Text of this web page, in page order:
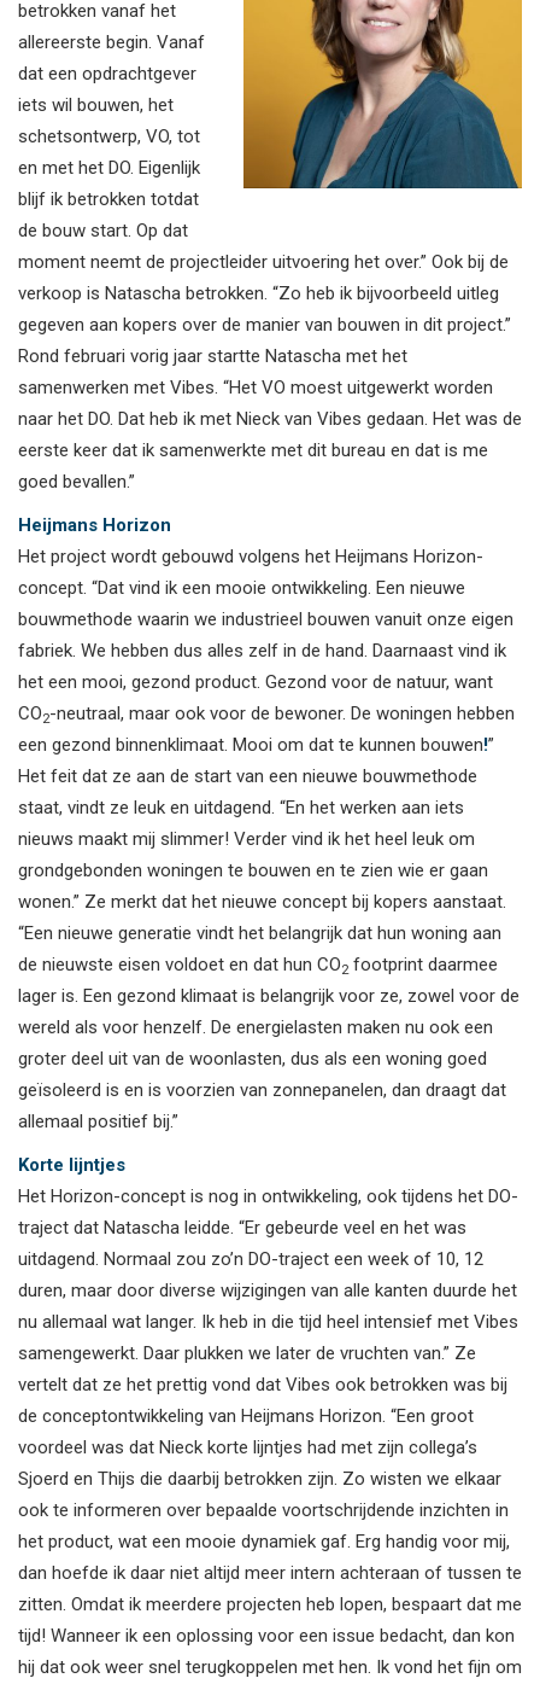
betrokken vanaf het
allereerste begin. Vanaf
dat een opdrachtgever
iets wil bouwen, het
schetsontwerp, VO, tot
en met het DO. Eigenlijk
blijf ik betrokken totdat
de bouw start. Op dat
moment neemt de projectleider uitvoering het over.” Ook bij de
verkoop is Natascha betrokken. “Zo heb ik bijvoorbeeld uitleg
gegeven aan kopers over de manier van bouwen in dit project.”
Rond februari vorig jaar startte Natascha met het
samenwerken met Vibes. “Het VO moest uitgewerkt worden
naar het DO. Dat heb ik met Nieck van Vibes gedaan. Het was de
eerste keer dat ik samenwerkte met dit bureau en dat is me
goed bevallen.”
Heijmans Horizon
Het project wordt gebouwd volgens het Heijmans Horizon-
concept. “Dat vind ik een mooie ontwikkeling. Een nieuwe
bouwmethode waarin we industrieel bouwen vanuit onze eigen
fabriek. We hebben dus alles zelf in de hand. Daarnaast vind ik
het een mooi, gezond product. Gezond voor de natuur, want
CO2-neutraal, maar ook voor de bewoner. De woningen hebben
een gezond binnenklimaat. Mooi om dat te kunnen bouwen!”
Het feit dat ze aan de start van een nieuwe bouwmethode
staat, vindt ze leuk en uitdagend. “En het werken aan iets
nieuws maakt mij slimmer! Verder vind ik het heel leuk om
grondgebonden woningen te bouwen en te zien wie er gaan
wonen.” Ze merkt dat het nieuwe concept bij kopers aanstaat.
“Een nieuwe generatie vindt het belangrijk dat hun woning aan
de nieuwste eisen voldoet en dat hun CO2 footprint daarmee
lager is. Een gezond klimaat is belangrijk voor ze, zowel voor de
wereld als voor henzelf. De energielasten maken nu ook een
groter deel uit van de woonlasten, dus als een woning goed
geïsoleerd is en is voorzien van zonnepanelen, dan draagt dat
allemaal positief bij.”
Korte lijntjes
Het Horizon-concept is nog in ontwikkeling, ook tijdens het DO-
traject dat Natascha leidde. “Er gebeurde veel en het was
uitdagend. Normaal zou zo’n DO-traject een week of 10, 12
duren, maar door diverse wijzigingen van alle kanten duurde het
nu allemaal wat langer. Ik heb in die tijd heel intensief met Vibes
samengewerkt. Daar plukken we later de vruchten van.” Ze
vertelt dat ze het prettig vond dat Vibes ook betrokken was bij
de conceptontwikkeling van Heijmans Horizon. “Een groot
voordeel was dat Nieck korte lijntjes had met zijn collega’s
Sjoerd en Thijs die daarbij betrokken zijn. Zo wisten we elkaar
ook te informeren over bepaalde voortschrijdende inzichten in
het product, wat een mooie dynamiek gaf. Erg handig voor mij,
dan hoefde ik daar niet altijd meer intern achteraan of tussen te
zitten. Omdat ik meerdere projecten heb lopen, bespaart dat me
tijd! Wanneer ik een oplossing voor een issue bedacht, dan kon
hij dat ook weer snel terugkoppelen met hen. Ik vond het fijn om